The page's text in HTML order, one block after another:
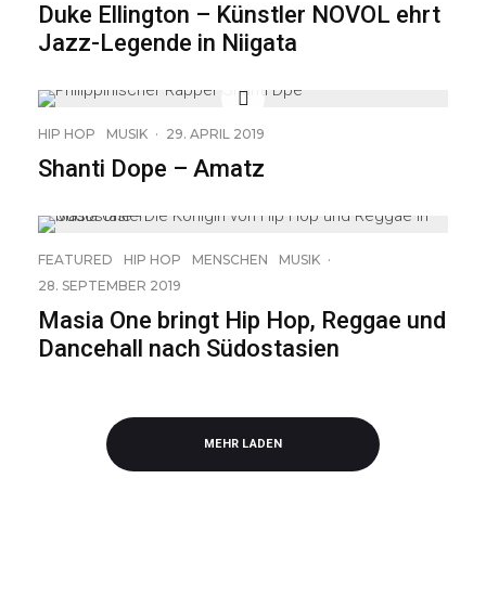
Duke Ellington – Künstler NOVOL ehrt
Jazz-Legende in Niigata
HIP HOP MUSIK · 29. APRIL 2019
Shanti Dope – Amatz
FEATURED HIP HOP MENSCHEN MUSIK ·
28. SEPTEMBER 2019
Masia One bringt Hip Hop, Reggae und
Dancehall nach Südostasien
MEHR LADEN